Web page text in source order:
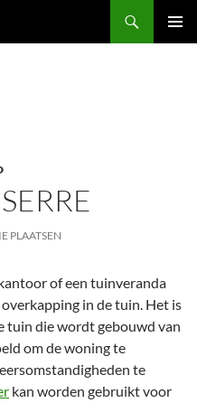
PLAATSEN
of een tuinveranda
in de tuin. Het is
tuin die wordt gebouwd van
om de woning te
te
kan worden gebruikt voor